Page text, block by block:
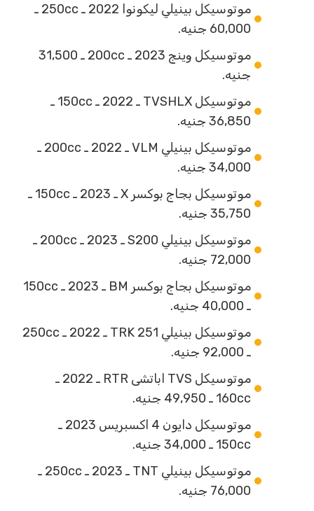
موتوسيكل بينيلي ليكونوا 2022 ـ 250cc ـ
60,000 جنيه.
موتوسيكل وينج 2023 ـ 200cc ـ 31,500
جنيه.
موتوسيكل TVSHLX ـ 2022 ـ 150cc ـ
36,850 جنيه.
موتوسيكل بينيلي VLM ـ 2022 ـ 200cc ـ
34,000 جنيه.
موتوسيكل بجاج بوكسر X ـ 2023 ـ 150cc ـ
35,750 جنيه.
موتوسيكل بينيلي S200 ـ 2023 ـ 200cc ـ
72,000 جنيه.
موتوسيكل بجاج بوكسر BM ـ 2023 ـ 150cc
موتوسيكل بينيلي TRK 251 ـ 2022 ـ 250cc
موتوسيكل TVS اباتشى RTR ـ 2022 ـ
160cc ـ 49,950 جنيه.
موتوسيكل دايون 4 اكسبريس 2023 ـ
150cc ـ 34,000 جنيه.
موتوسيكل بينيلي TNT ـ 2023 ـ 250cc ـ
76,000 جنيه.